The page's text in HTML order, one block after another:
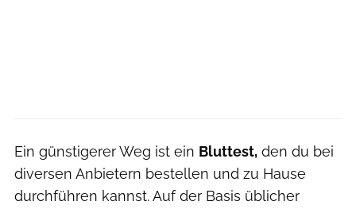
Ein günstigerer Weg ist ein Bluttest, den du bei
diversen Anbietern bestellen und zu Hause
durchführen kannst. Auf der Basis üblicher